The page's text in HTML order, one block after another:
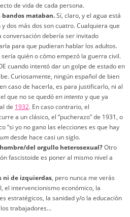
de vida de cada persona.
bandos mataban.Sí, claro, y el agua está
dos más dos son cuatro. Cualquiera que
conversación debería ser invitado
para que pudieran hablar los adultos.
sería quién o cómo empezó la guerra civil.
cuando intentó dar un golpe de estado en
Curiosamente, ningún español de bien
caso de hacerla, es para justificarlo, ni al
el que no se quedó enintentoy que ya
de 1932. En caso contrario, el
a un clásico, el “pucherazo” de 1931, o
“si yo no gano las elecciones es que hay
desde hace casi un siglo.
del orgullo heterosexual?Otro
fascistoide es poner al mismo nivel a
ni de izquierdas, pero nunca me verás
el intervencionismo económico, la
estratégicos, la sanidad y/o la educación
trabajadores…